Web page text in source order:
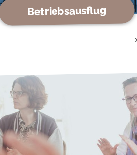
Betriebsausflug